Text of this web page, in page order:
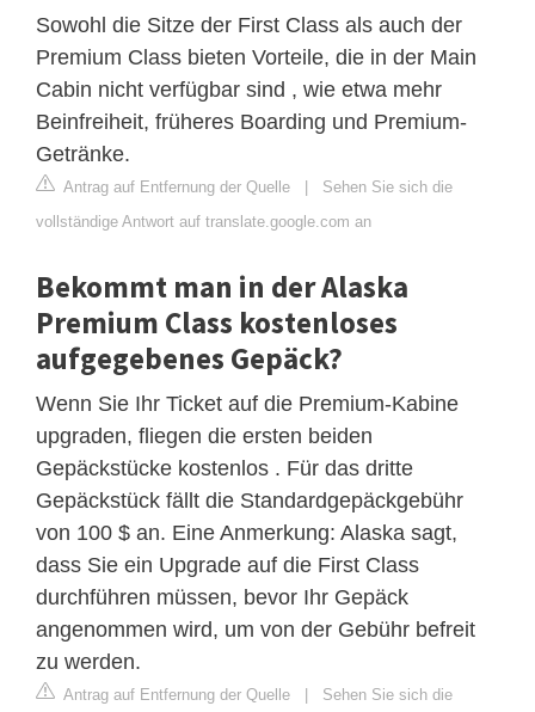
Sowohl die Sitze der First Class als auch der
Premium Class bieten Vorteile, die in der Main
Cabin nicht verfügbar sind , wie etwa mehr
Beinfreiheit, früheres Boarding und Premium-
Getränke.
Antrag auf Entfernung der Quelle | Sehen Sie sich die
vollständige Antwort auf translate.google.com an
Bekommt man in der Alaska
Premium Class kostenloses
aufgegebenes Gepäck?
Wenn Sie Ihr Ticket auf die Premium-Kabine
upgraden, fliegen die ersten beiden
Gepäckstücke kostenlos . Für das dritte
Gepäckstück fällt die Standardgepäckgebühr
von 100 $ an. Eine Anmerkung: Alaska sagt,
dass Sie ein Upgrade auf die First Class
durchführen müssen, bevor Ihr Gepäck
angenommen wird, um von der Gebühr befreit
zu werden.
Antrag auf Entfernung der Quelle | Sehen Sie sich die